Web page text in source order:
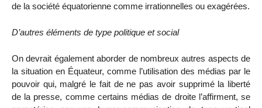
de la société équatorienne comme irrationnelles ou exagérées.
D’autres éléments de type politique et social
On devrait également aborder de nombreux autres aspects de
la situation en Équateur, comme l’utilisation des médias par le
pouvoir qui, malgré le fait de ne pas avoir supprimé la liberté
de la presse, comme certains médias de droite l’affirment, se